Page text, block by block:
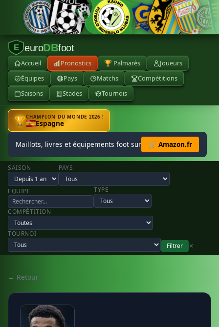
E euroDBfoot
Accueil Pronostics 🏆 Palmarès
Joueurs
Équipes
Pays Matchs
Compétitions
Saisons
Stades Tournois
🏆CHAMPION DU MONDE 2026 !
Espagne
Maillots, livres et équipements foot sur 🛒 Amazon.fr
SAISON PAYS
EQUIPE TYPE
COMPÉTITION
TOURNOI
Filtrer
✕
← Retour